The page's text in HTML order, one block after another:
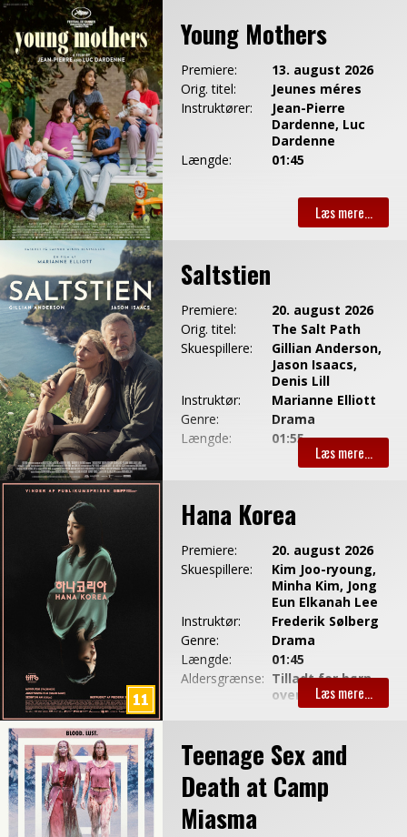
Young Mothers
Premiere:
13. august 2026
Orig. titel:
Jeunes méres
Instruktører:
Jean-Pierre
Dardenne, Luc
Dardenne
Længde:
01:45
Saltstien
Premiere:
20. august 2026
Orig. titel:
The Salt Path
Skuespillere:
Gillian Anderson,
Jason Isaacs,
Denis Lill
Instruktør:
Marianne Elliott
Genre:
Drama
Længde:
01:55
Hana Korea
Premiere:
20. august 2026
Skuespillere:
Kim Joo-ryoung,
Minha Kim, Jong
Eun Elkanah Lee
Instruktør:
Frederik Sølberg
Genre:
Drama
Længde:
01:45
Aldersgrænse: Tilladt for børn
over 11 år
Teenage Sex and
Death at Camp
Miasma